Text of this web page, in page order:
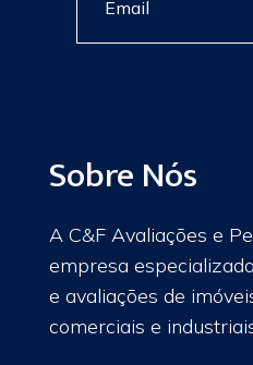
Sobre Nós
A C&F Avaliações e
empresa
e avaliações de
comerciais e